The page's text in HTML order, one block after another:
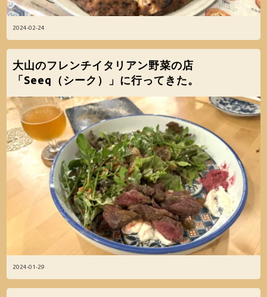
2024-02-24
2024-01-29
大山のフレンチイタリアン野菜の店
「Seeq（シーク）」に行ってきた。